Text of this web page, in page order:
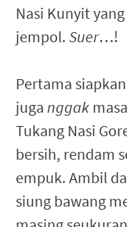
Nasi Kunyit
jempol. Suer…!
Pertama
juga nggak
Tukang Nasi
bersih, rendam
empuk. Ambil
siung bawang